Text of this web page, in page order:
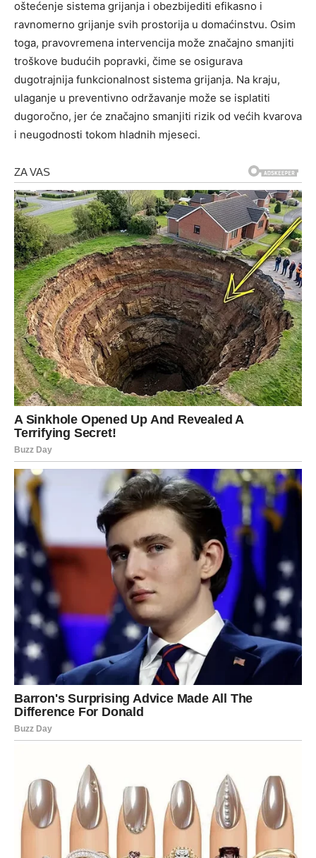
oštećenje sistema grijanja i obezbijediti efikasno i
ravnomerno grijanje svih prostorija u domaćinstvu. Osim
toga, pravovremena intervencija može značajno smanjiti
troškove budućih popravki, čime se osigurava
dugotrajnija funkcionalnost sistema grijanja. Na kraju,
ulaganje u preventivno održavanje može se isplatiti
dugoročno, jer će značajno smanjiti rizik od većih kvarova
i neugodnosti tokom hladnih mjeseci.